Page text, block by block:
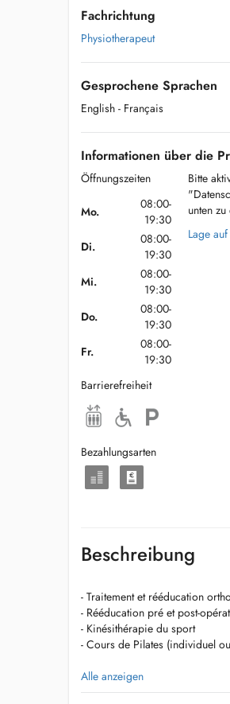
Fachrichtung
Physiotherapeut
Gesprochene Sprachen
English - Français
Informationen über die
Öffnungszeiten
Mo.
08:00-
19:30
Di.
08:00-
19:30
Mi.
08:00-
19:30
Do.
08:00-
19:30
Fr.
08:00-
19:30
Barrierefreiheit
Bezahlungsarten
Bitte
unten
Lage
Beschreibung
- Traitement et rééducation
- Rééducation pré et post-
- Kinésithérapie du sport
- Cours de Pilates (individuel
Diplômée en 2021, je propose
de chaque patient. Mon but
Alle anzeigen